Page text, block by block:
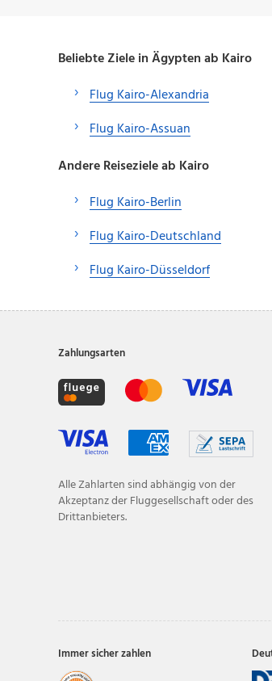
Beliebte Ziele in Ägypten ab Kairo
Flug Kairo-Alexandria
Flug Kairo-Assuan
Andere Reiseziele ab Kairo
Flug Kairo-Berlin
Flug Kairo-Deutschland
Flug Kairo-Düsseldorf